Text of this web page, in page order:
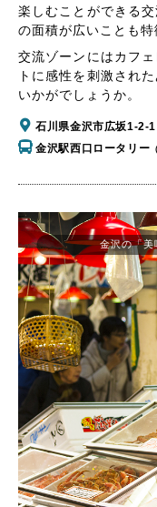
楽しむことができる
の面積が広いことも特
交流ゾーンにはカフ
トに感性を刺激され
いかがでしょうか。
石川県金沢市広坂1-2-1
金沢駅西口ロータリー
金沢の「美